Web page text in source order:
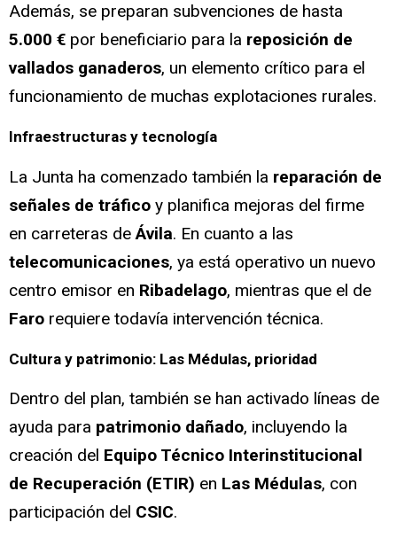
Además, se preparan subvenciones de hasta
5.000 € por beneficiario para la reposición de
vallados ganaderos, un elemento crítico para el
funcionamiento de muchas explotaciones rurales.
Infraestructuras y tecnología
La Junta ha comenzado también la reparación de
señales de tráfico y planifica mejoras del firme
en carreteras de Ávila. En cuanto a las
telecomunicaciones, ya está operativo un nuevo
centro emisor en Ribadelago, mientras que el de
Faro requiere todavía intervención técnica.
Cultura y patrimonio: Las Médulas, prioridad
Dentro del plan, también se han activado líneas de
ayuda para patrimonio dañado, incluyendo la
creación del Equipo Técnico Interinstitucional
de Recuperación (ETIR) en Las Médulas, con
participación del CSIC.